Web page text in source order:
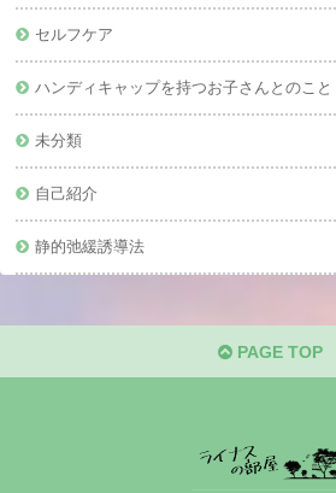
セルフケア
ハンディキャップを持つお子さんとのこと
未分類
自己紹介
静的弛緩誘導法
PAGE TOP